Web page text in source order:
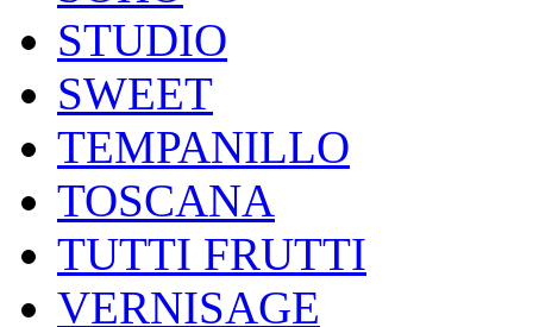
STUDIO
SWEET
TEMPANILLO
TOSCANA
TUTTI FRUTTI
VERNISAGE